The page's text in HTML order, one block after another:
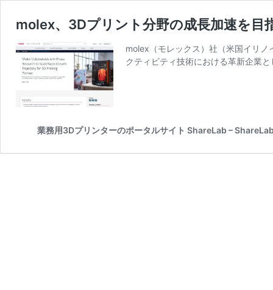
molex、3Dプリント分野の成長加速を
molex（モレックス）社（米国イリ
クティビティ技術における革新企業
業務用3Dプリンターのポータルサイト ShareLab –